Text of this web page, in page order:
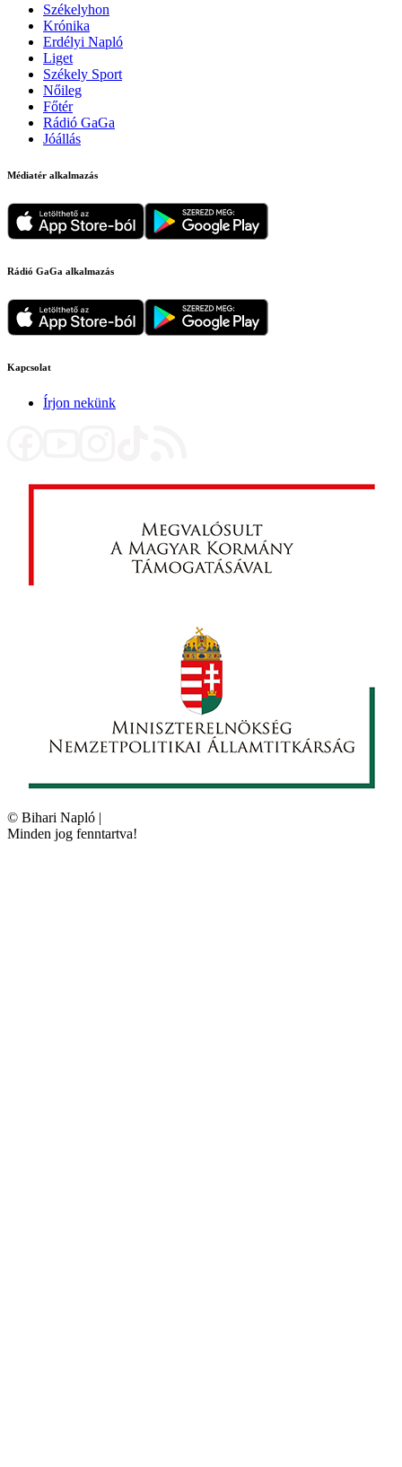
Székelyhon
Krónika
Erdélyi Napló
Liget
Székely Sport
Nőileg
Főtér
Rádió GaGa
Jóállás
Médiatér alkalmazás
Rádió GaGa alkalmazás
Kapcsolat
Írjon nekünk
© Bihari Napló |
Minden jog fenntartva!